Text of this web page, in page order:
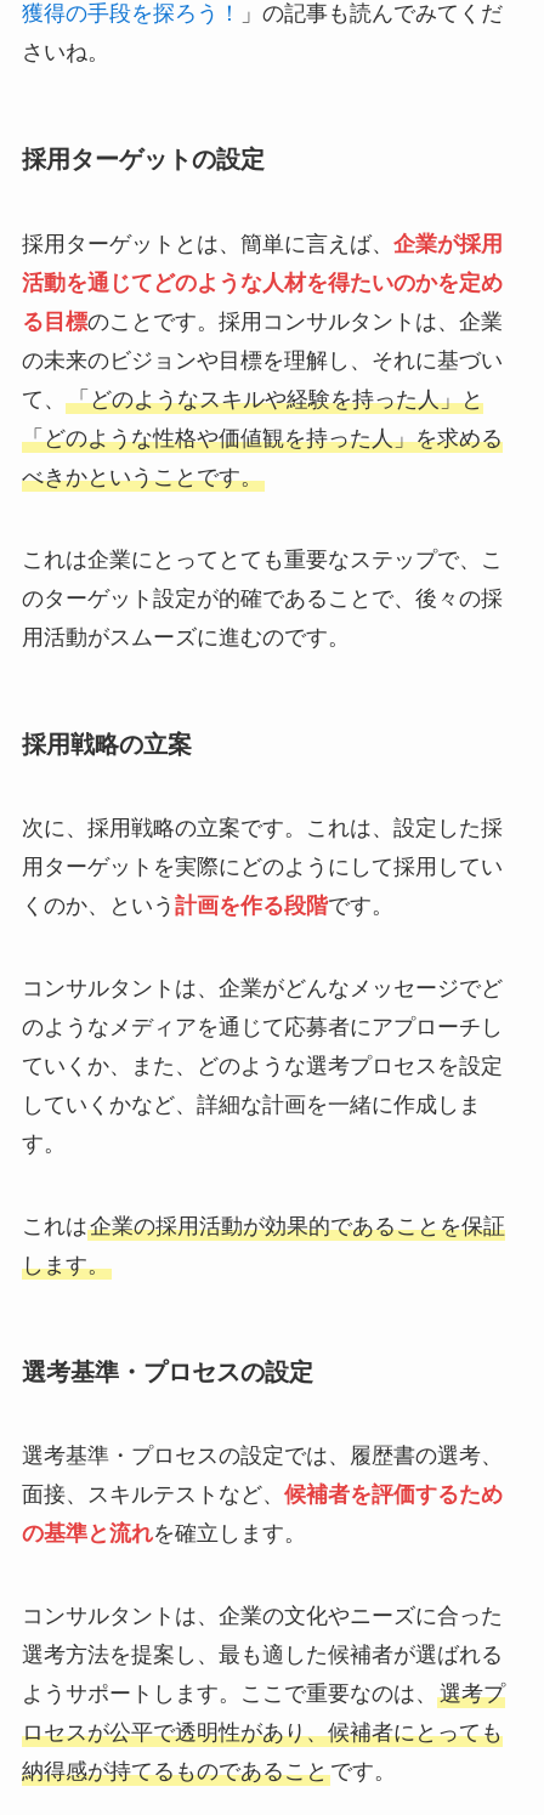
獲得の手段を探ろう！
」の記事も読んでみてくだ
さいね。
採用ターゲットの設定
採用ターゲットとは、簡単に言えば、 企業が採用
活動を通じてどのような人材を得たいのかを定め
る目標のことです。採用コンサルタントは、企業
の未来のビジョンや目標を理解し、それに基づい
て、 「どのようなスキルや経験を持った人」と
「どのような性格や価値観を持った人」を求める
べきかということです。
これは企業にとってとても重要なステップで、こ
のターゲット設定が的確であることで、後々の採
用活動がスムーズに進むのです。
採用戦略の立案
次に、採用戦略の立案です。これは、設定した採
用ターゲットを実際にどのようにして採用してい
くのか、という 計画を作る段階です。
コンサルタントは、企業がどんなメッセージでど
のようなメディアを通じて応募者にアプローチし
ていくか、また、どのような選考プロセスを設定
していくかなど、詳細な計画を一緒に作成しま
す。
これは企業の採用活動が効果的であることを保証
します。
選考基準・プロセスの設定
選考基準・プロセスの設定では、履歴書の選考、
面接、スキルテストなど、 候補者を評価するため
の基準と流れを確立します。
コンサルタントは、企業の文化やニーズに合った
選考方法を提案し、最も適した候補者が選ばれる
ようサポートします。ここで重要なのは、 選考プ
ロセスが公平で透明性があり、候補者にとっても
納得感が持てるものであることです。